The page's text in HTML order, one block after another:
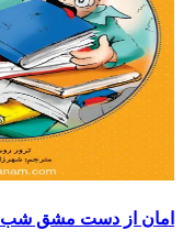
امان از دست مشق شب